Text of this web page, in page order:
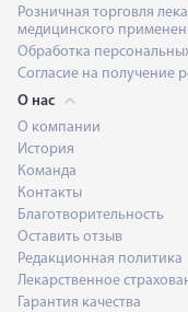
Розничная торговля
медицинского
Обработка
Согласие на получение
О нас
О компании
История
Команда
Контакты
Благотворительность
Оставить отзыв
Редакционная политика
Лекарственное
Гарантия качества